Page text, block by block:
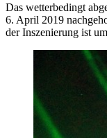
Das wetterbedingt
6. April 2019
der Inszenierung ist